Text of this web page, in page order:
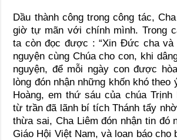
Dầu thành công trong công tác,
giờ tự mãn với chính mình. Trong
ta còn đọc được : “Xin Đức cha và
nguyện cùng Chúa cho con, khi
nguyện, để mỗi ngày con được
lòng đón nhận những khốn khó theo
Hoàng, em thứ sáu của chúa
từ trần đã lãnh bí tích Thánh tẩy
thừa sai, Cha Liêm đón nhận tin đó
Giáo Hội Việt Nam, và loan báo cho